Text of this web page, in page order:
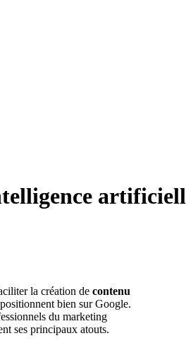
la création de contenu
bien sur Google.
du marketing
ses principaux atouts.